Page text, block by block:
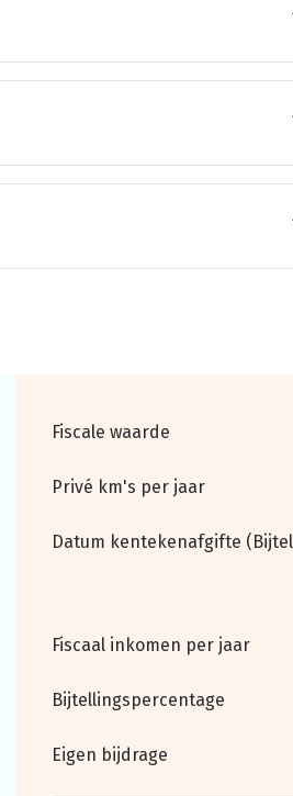
Fiscale waarde
Privé km's per jaar
Datum kentekenafgifte
Fiscaal inkomen per jaar
Bijtellingspercentage
Eigen bijdrage